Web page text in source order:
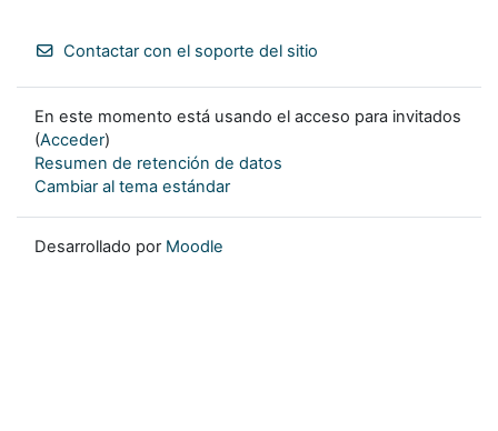
Contactar con el soporte del sitio
En este momento está usando el acceso para invitados
(Acceder)
Resumen de retención de datos
Cambiar al tema estándar
Desarrollado por Moodle